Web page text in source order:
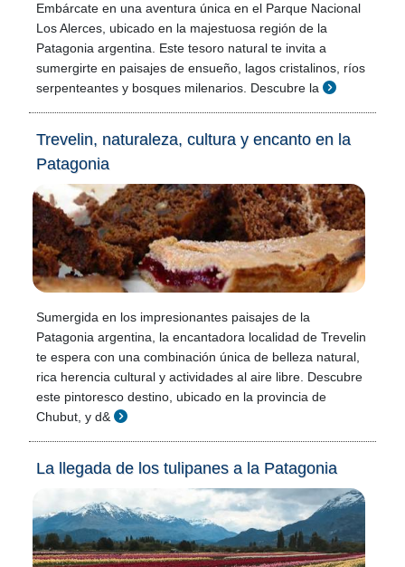
Embárcate en una aventura única en el Parque Nacional
Los Alerces, ubicado en la majestuosa región de la
Patagonia argentina. Este tesoro natural te invita a
sumergirte en paisajes de ensueño, lagos cristalinos, ríos
serpenteantes y bosques milenarios. Descubre la
Trevelin, naturaleza, cultura y encanto en la
Patagonia
Sumergida en los impresionantes paisajes de la
Patagonia argentina, la encantadora localidad de Trevelin
te espera con una combinación única de belleza natural,
rica herencia cultural y actividades al aire libre. Descubre
este pintoresco destino, ubicado en la provincia de
Chubut, y d&
La llegada de los tulipanes a la Patagonia